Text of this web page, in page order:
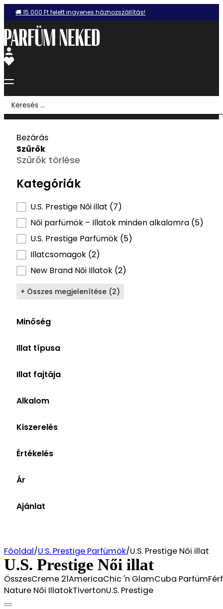
🚚 15.000 Ft felett ingyenes házhozszállítás!
Search
...
Bezárás
Szűrők
Szűrők törlése
Kategóriák
Kategória szűrő
U.S. Prestige Női illat (7)
Női parfümök – Illatok minden alkalomra (5)
U.S. Prestige Parfümök (5)
Illatcsomagok (2)
New Brand Női Illatok (2)
+ Összes megjelenítése (2)
Minőség
Illat típusa
Illat fajtája
Alkalom
Kiszerelés
Értékelés
Értékelések
5 out of 5
5 stars
3 out of 5
3 stars
1 out of 5
1 star
Ár
Ár szűrés
0Ft
Ajánlat
Főoldal/U.S. Prestige Parfümök/U.S. Prestige Női illat
U.S. Prestige Női illat
ÖsszesCreme 21AmericaChic 'n GlamCuba
Nature Női IllatokTivertonU.S. Prestige